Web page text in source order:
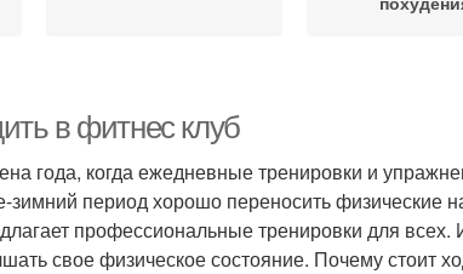
в фитнес клуб
года, когда ежедневные тренировки и
зимний период хорошо переносить физические
профессиональные тренировки для
свое физическое состояние. Почему стоит